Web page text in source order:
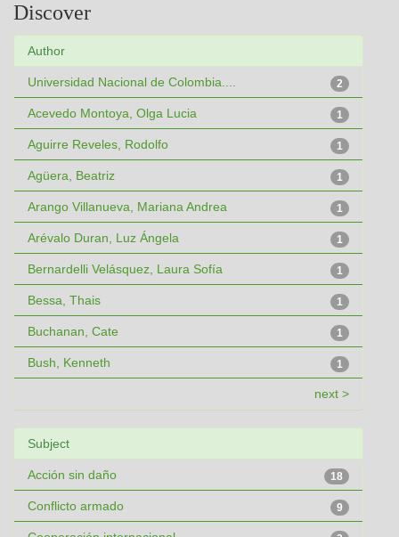
Discover
Author
2
Universidad Nacional de Colombia....
1
Acevedo Montoya, Olga Lucia
1
Aguirre Reveles, Rodolfo
1
Agüera, Beatriz
1
Arango Villanueva, Mariana Andrea
1
Arévalo Duran, Luz Ángela
1
Bernardelli Velásquez, Laura Sofía
1
Bessa, Thais
1
Buchanan, Cate
1
Bush, Kenneth
next >
Subject
18
Acción sin daño
9
Conflicto armado